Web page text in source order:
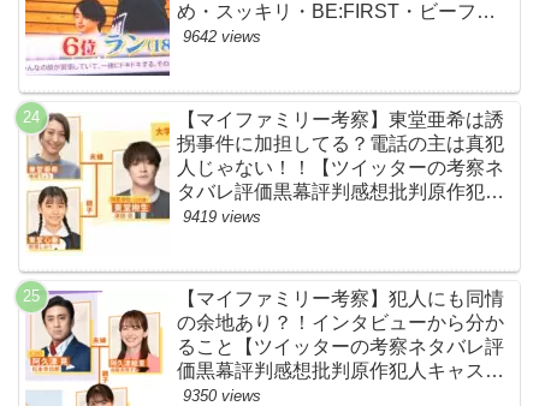
め・スッキリ・BE:FIRST・ビーファ
ースト】
9642 views
【マイファミリー考察】東堂亜希は誘
拐事件に加担してる？電話の主は真犯
人じゃない！！【ツイッターの考察ネ
タバレ評価黒幕評判感想批判原作犯人
キャスト脚本あらすじ伏線まとめ】
9419 views
【マイファミリー考察】犯人にも同情
の余地あり？！インタビューから分か
ること【ツイッターの考察ネタバレ評
価黒幕評判感想批判原作犯人キャスト
脚本あらすじ伏線まとめ】
9350 views